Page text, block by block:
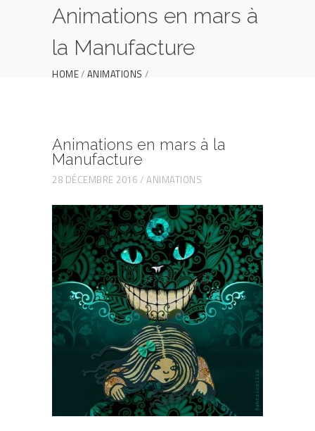
Animations en mars à
la Manufacture
HOME ANIMATIONS
Animations en mars à la
Manufacture
28 DÉCEMBRE 2016 ANIMATIONS